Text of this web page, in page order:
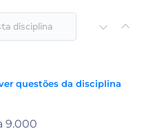
questões da disciplina
9.000